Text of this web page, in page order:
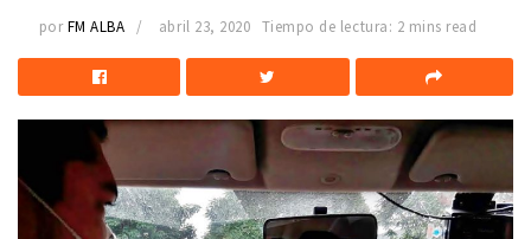
por FM ALBA abril 23, 2020 Tiempo de lectura: 2 mins read